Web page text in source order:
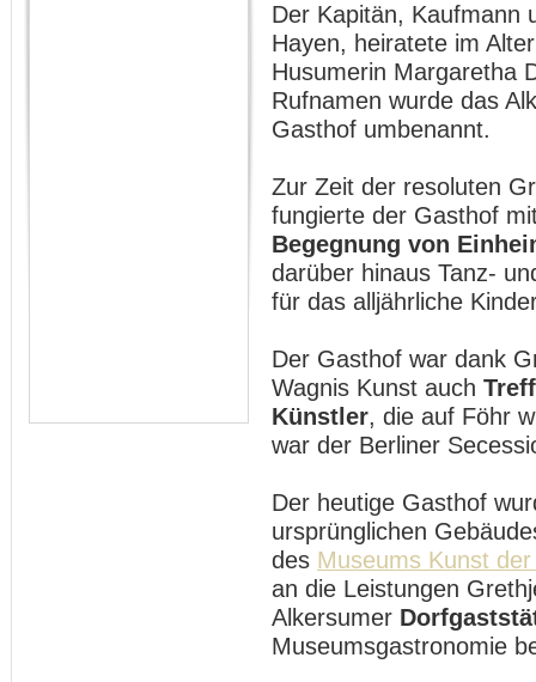
Der Kapitän, Kaufmann
Hayen, heiratete im
Husumerin Margaretha
Rufnamen wurde das
Gasthof umbenannt.
Zur Zeit der resoluten
fungierte der Gasthof
Begegnung von
darüber hinaus Tanz-
für das alljährliche
Der Gasthof war dank
Wagnis Kunst auch
Künstler, die auf Föhr
war der Berliner
Der heutige Gasthof
ursprünglichen
des Museums Kunst
an die Leistungen
Alkersumer
Museumsgastronomie